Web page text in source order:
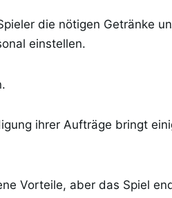
die nötigen Getränke
einstellen.
ihrer Aufträge bringt
Vorteile, aber das Spiel